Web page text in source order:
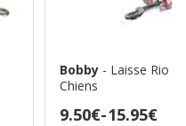
Bobby - Laisse Rio
Chiens
Prix
9.50€-15.95€